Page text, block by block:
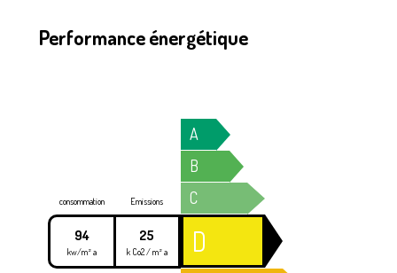
Performance énergétique
A
B
C
consommation
94
kw/m² a
Emissions
25
k Co2 / m² a D